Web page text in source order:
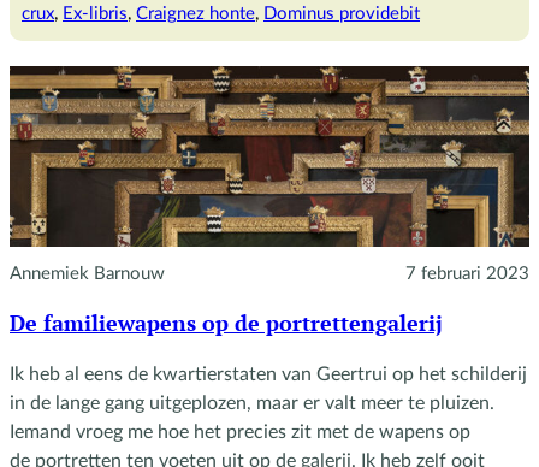
crux, Ex-libris, Craignez honte, Dominus providebit
Annemiek Barnouw 7 februari 2023
De familiewapens op de portrettengalerij
Ik heb al eens de kwartierstaten van Geertrui op het schilderij
in de lange gang uitgeplozen, maar er valt meer te pluizen.
Iemand vroeg me hoe het precies zit met de wapens op
de portretten ten voeten uit op de galerij. Ik heb zelf ooit